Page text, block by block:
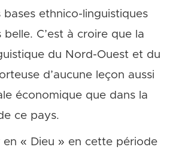
ethnico-linguistiques
C’est à croire que la
du Nord-Ouest et du
d’aucune leçon aussi
économique que dans la
ce pays.
en « Dieu » en cette période